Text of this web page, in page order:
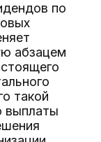
по
абзацем
такой
выплаты